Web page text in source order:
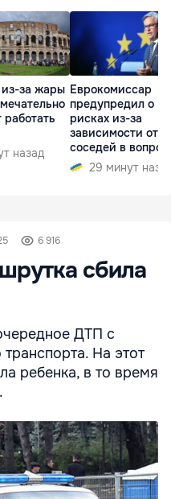
за жары
работать
назад
Еврокомиссар
предупредил о
рисках из-за
зависимости от
соседей в
границ29 минут
6 916
сбила
ДТП с
На этот
ребенка, в то время